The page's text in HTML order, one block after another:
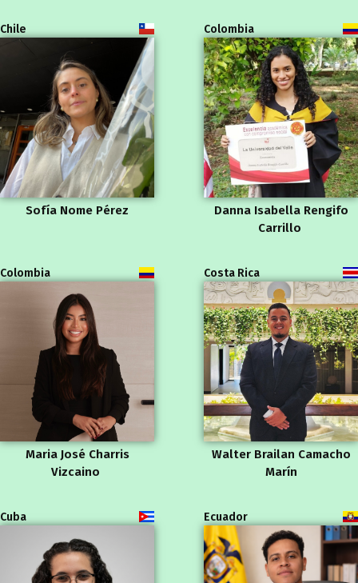
Chile
Sofía Nome Pérez
Colombia
Danna Isabella Rengifo
Carrillo
Colombia
Maria José Charris
Vizcaino
Costa Rica
Walter Brailan Camacho
Marín
Cuba Ecuador